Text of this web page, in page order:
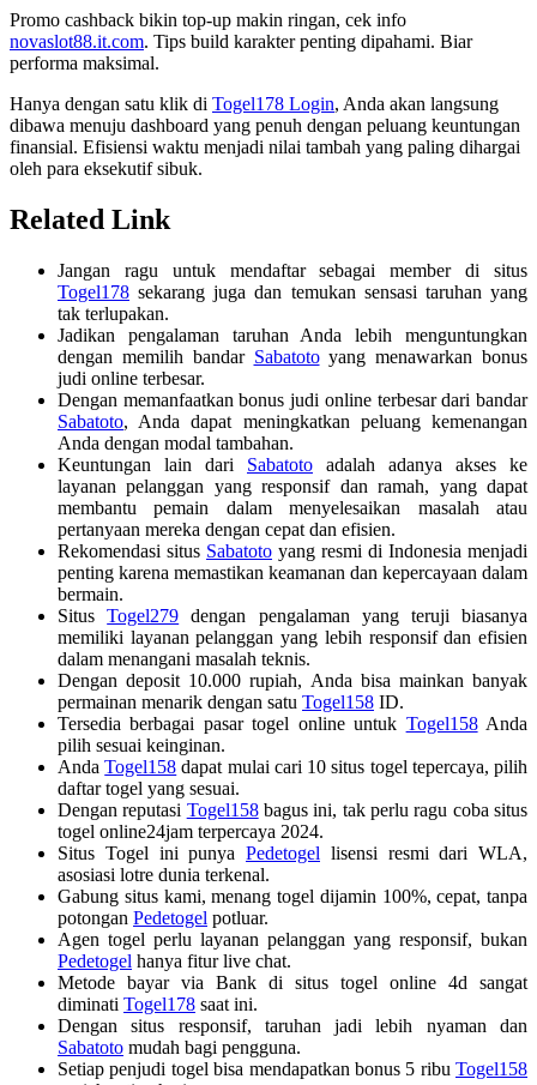
Promo cashback bikin top-up makin ringan, cek info
novaslot88.it.com. Tips build karakter penting dipahami. Biar
performa maksimal.
Hanya dengan satu klik di Togel178 Login, Anda akan langsung
dibawa menuju dashboard yang penuh dengan peluang keuntungan
finansial. Efisiensi waktu menjadi nilai tambah yang paling dihargai
oleh para eksekutif sibuk.
Related Link
Jangan ragu untuk mendaftar sebagai member di situs
Togel178 sekarang juga dan temukan sensasi taruhan yang
tak terlupakan.
Jadikan pengalaman taruhan Anda lebih menguntungkan
dengan memilih bandar Sabatotoyang menawarkan bonus
judi online terbesar.
Dengan memanfaatkan bonus judi online terbesar dari bandar
Sabatoto, Anda dapat meningkatkan peluang kemenangan
Anda dengan modal tambahan.
Keuntungan lain dari Sabatoto adalah adanya akses ke
layanan pelanggan yang responsif dan ramah, yang dapat
membantu pemain dalam menyelesaikan masalah atau
pertanyaan mereka dengan cepat dan efisien.
Rekomendasi situs Sabatoto yang resmi di Indonesia menjadi
penting karena memastikan keamanan dan kepercayaan dalam
bermain.
SitusTogel279 dengan pengalaman yang teruji biasanya
memiliki layanan pelanggan yang lebih responsif dan efisien
dalam menangani masalah teknis.
Dengan deposit 10.000 rupiah, Anda bisa mainkan banyak
permainan menarik dengan satu Togel158 ID.
Tersedia berbagai pasar togel online untuk Togel158Anda
pilih sesuai keinginan.
AndaTogel158 dapat mulai cari 10 situs togel tepercaya, pilih
daftar togel yang sesuai.
Dengan reputasi Togel158bagus ini, tak perlu ragu coba situs
togel online24jam terpercaya 2024.
Situs Togel ini punya Pedetogel lisensi resmi dari WLA,
asosiasi lotre dunia terkenal.
Gabung situs kami, menang togel dijamin 100%, cepat, tanpa
potongan Pedetogel potluar.
Agen togel perlu layanan pelanggan yang responsif, bukan
Pedetogel hanya fitur live chat.
Metode bayar via Bank di situs togel online 4d sangat
diminati Togel178 saat ini.
Dengan situs responsif, taruhan jadi lebih nyaman dan
Sabatoto mudah bagi pengguna.
Setiap penjudi togel bisa mendapatkan bonus 5 ribu Togel158